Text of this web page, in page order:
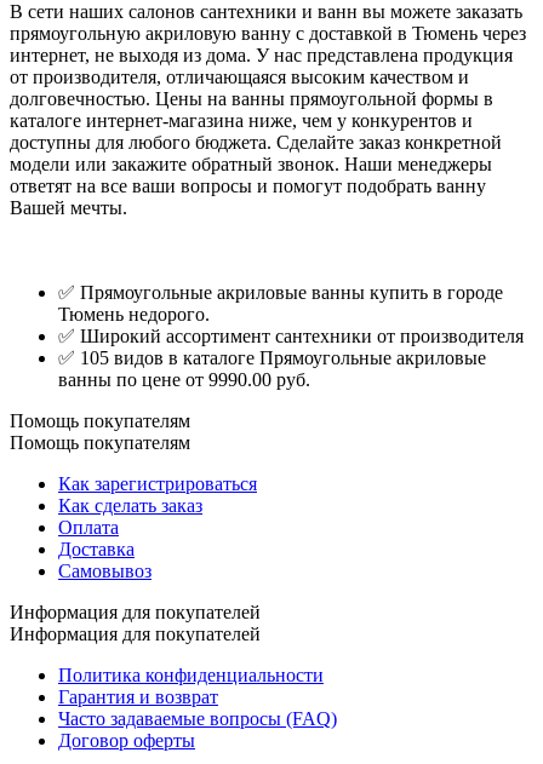
В сети наших салонов сантехники и ванн вы можете заказать
прямоугольную акриловую ванну с доставкой в Тюмень через
интернет, не выходя из дома. У нас представлена продукция
от производителя, отличающаяся высоким качеством и
долговечностью. Цены на ванны прямоугольной формы в
каталоге интернет-магазина ниже, чем у конкурентов и
доступны для любого бюджета. Сделайте заказ конкретной
модели или закажите обратный звонок. Наши менеджеры
ответят на все ваши вопросы и помогут подобрать ванну
Вашей мечты.
✅ Прямоугольные акриловые ванны купить в городе
Тюмень недорого.
✅ Широкий ассортимент сантехники от производителя
✅ 105 видов в каталоге Прямоугольные акриловые
ванны по цене от 9990.00 руб.
Помощь покупателям
Помощь покупателям
Как зарегистрироваться
Как сделать заказ
Оплата
Доставка
Самовывоз
Информация для покупателей
Информация для покупателей
Политика конфиденциальности
Гарантия и возврат
Часто задаваемые вопросы (FAQ)
Договор оферты